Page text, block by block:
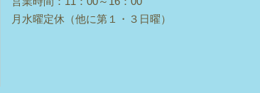
月水曜定休（他に第１・３日曜）